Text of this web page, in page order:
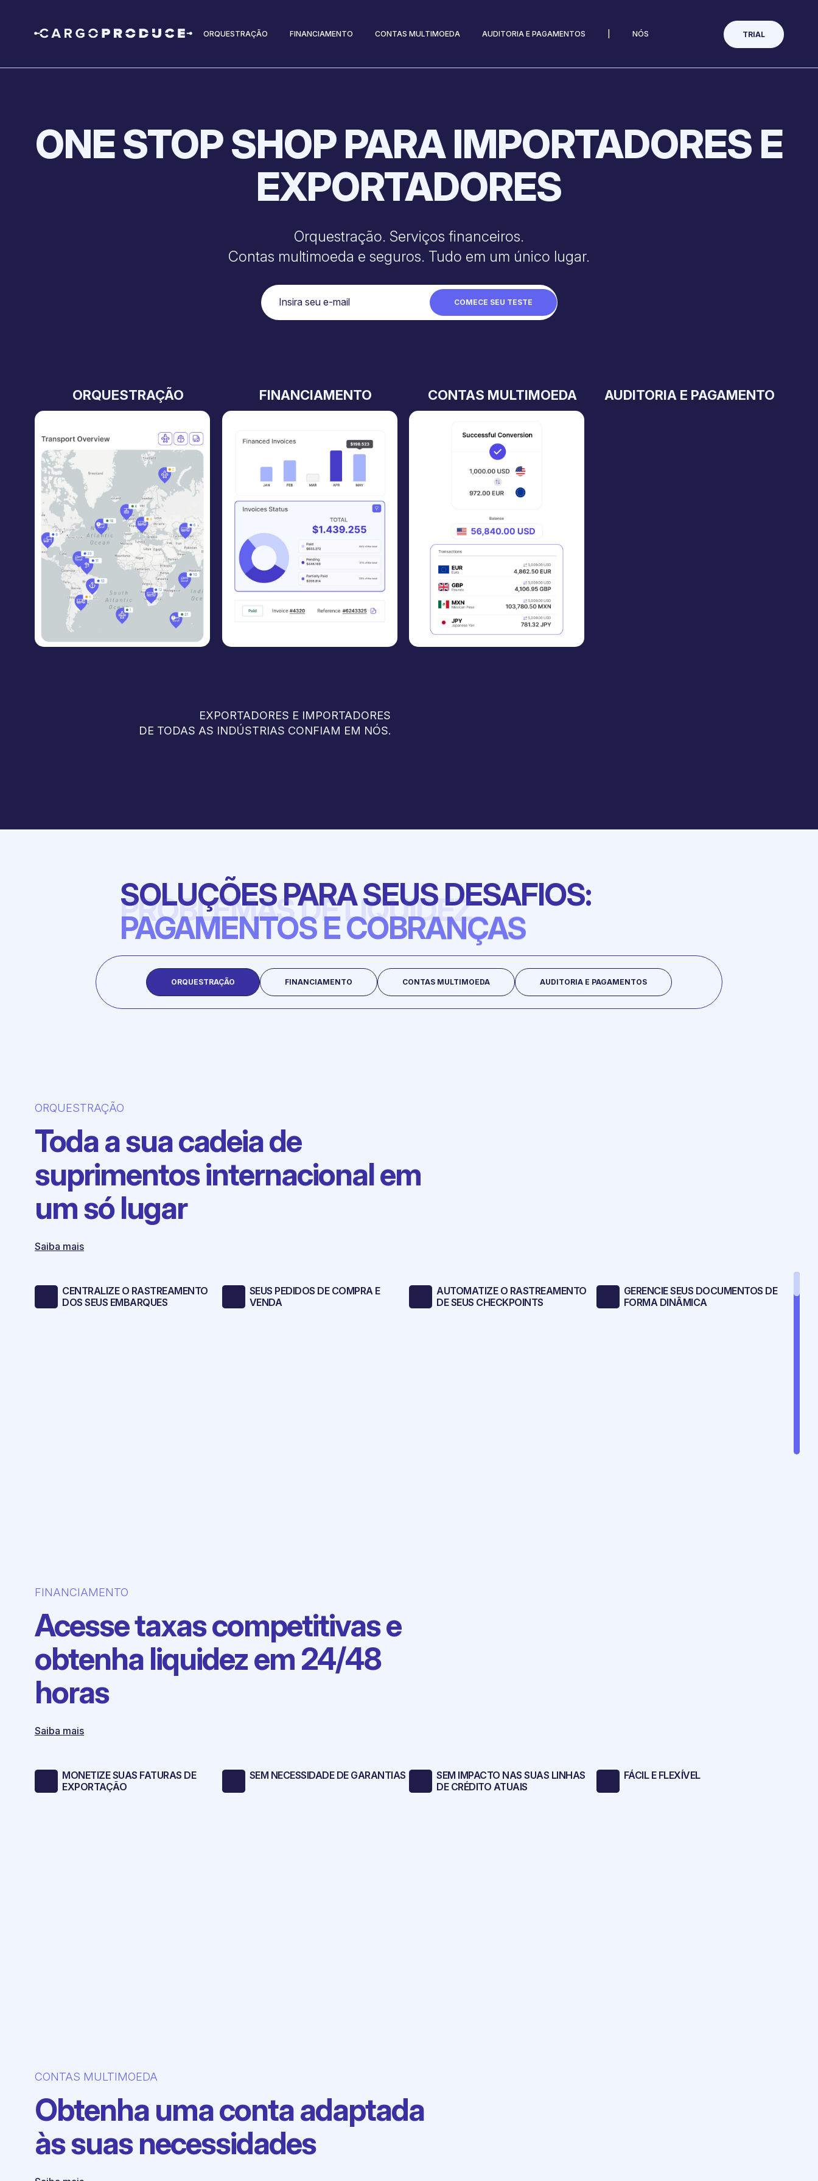
ORQUESTRAÇÃO FINANCIAMENTO CONTAS MULTIMOEDA AUDITORIA E PAGAMENTOS NÓS TRIAL
ONE STOP SHOP PARA IMPORTADORES E
EXPORTADORES
Orquestração. Serviços financeiros.
Contas multimoeda e seguros. Tudo em um único lugar.
ORQUESTRAÇÃO FINANCIAMENTO CONTAS MULTIMOEDA AUDITORIA E PAGAMENTO
EXPORTADORES E IMPORTADORES
DE TODAS AS INDÚSTRIAS CONFIAM EM NÓS.
SOLUÇÕES PARA SEUS DESAFIOS:
PAGAMENTOS E COBRANÇAS
ORQUESTRAÇÃO FINANCIAMENTO CONTAS MULTIMOEDA AUDITORIA E PAGAMENTOS
ORQUESTRAÇÃO
Toda a sua cadeia de
suprimentos internacional em
um só lugar
Saiba mais
CENTRALIZE O RASTREAMENTO
DOS SEUS EMBARQUES
SEUS PEDIDOS DE COMPRA E
VENDA
AUTOMATIZE O RASTREAMENTO
DE SEUS CHECKPOINTS
GERENCIE SEUS DOCUMENTOS DE
FORMA DINÂMICA
FINANCIAMENTO
Acesse taxas competitivas e
obtenha liquidez em 24/48
horas
Saiba mais
MONETIZE SUAS FATURAS DE
EXPORTAÇÃO
SEM NECESSIDADE DE GARANTIAS
SEM IMPACTO NAS SUAS LINHAS
DE CRÉDITO ATUAIS
FÁCIL E FLEXÍVEL
CONTAS MULTIMOEDA
Obtenha uma conta adaptada
às suas necessidades